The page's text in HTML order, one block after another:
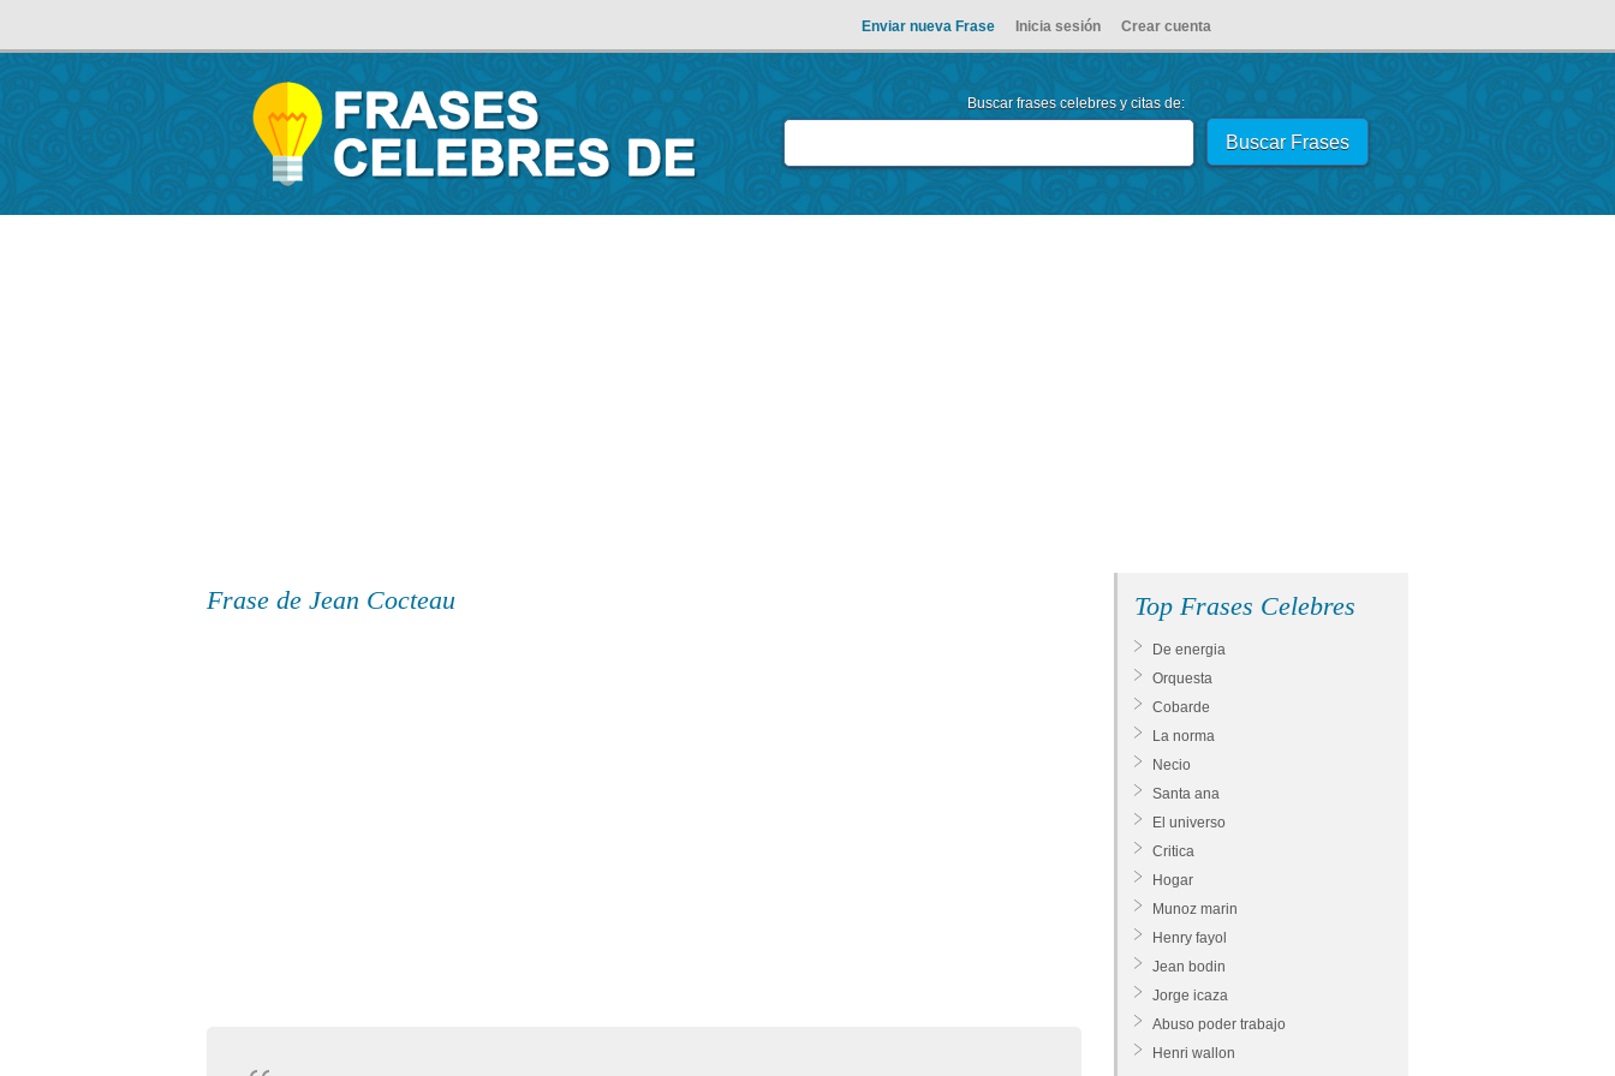
Enviar nueva Frase Inicia sesión Crear cuenta
Buscar frases celebres y citas de:
Frase de Jean Cocteau Top Frases Celebres
De energia
Orquesta
Cobarde
La norma
Necio
Santa ana
El universo
Critica
Hogar
Munoz marin
Henry fayol
Jean bodin
Jorge icaza
Abuso poder trabajo
Henri wallon